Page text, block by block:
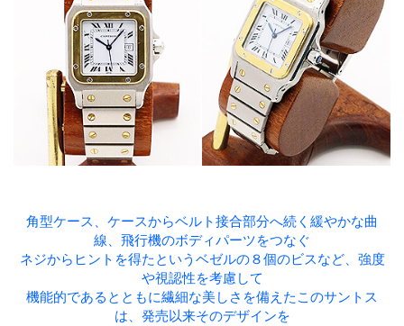
角型ケース、ケースからベルト接合部分へ続く緩やかな曲
線、飛行機のボディパーツをつなぐ
ネジからヒントを得たというベゼルの８個のビスなど、強度
や視認性を考慮して
機能的であるとともに繊細な美しさを備えたこのサントス
は、発売以来そのデザインを